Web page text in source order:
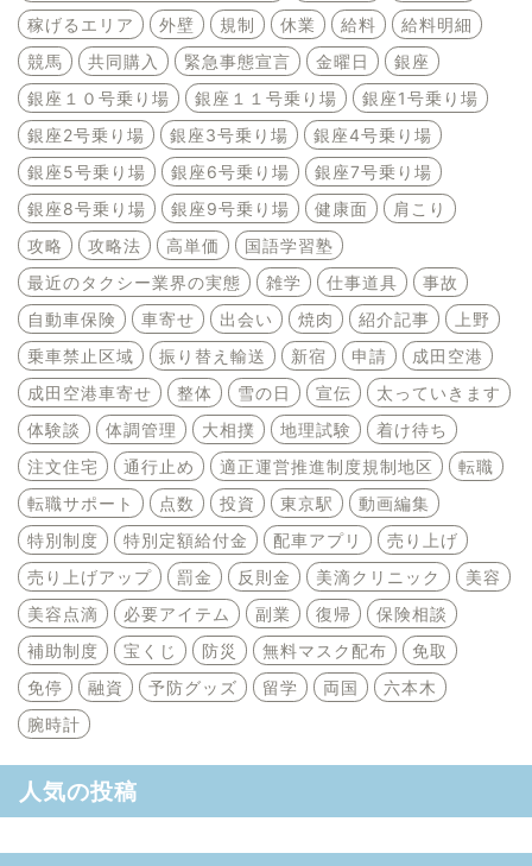
稼げるエリア
外壁 規制 休業 給料
給料明細
競馬
共同購入 緊急事態宣言 金曜日
銀座
銀座１０号乗り場
銀座１１号乗り場
銀座1号乗り場
銀座2号乗り場
銀座3号乗り場
銀座4号乗り場
銀座5号乗り場
銀座6号乗り場
銀座7号乗り場
銀座8号乗り場
銀座9号乗り場 健康面
肩こり
攻略
攻略法 高単価
国語学習塾
最近のタクシー業界の実態
雑学 仕事道具
事故
自動車保険
車寄せ 出会い 焼肉 紹介記事
上野
乗車禁止区域
振り替え輸送 新宿 申請
成田空港
成田空港車寄せ
整体 雪の日 宣伝
太っていきます
体験談
体調管理 大相撲 地理試験
着け待ち
注文住宅
通行止め 適正運営推進制度規制地区
転職
転職サポート
点数 投資 東京駅
動画編集
特別制度
特別定額給付金 配車アプリ
売り上げ
売り上げアップ
罰金 反則金 美滴クリニック
美容
美容点滴
必要アイテム 副業 復帰
保険相談
補助制度
宝くじ 防災 無料マスク配布
免取
免停
融資 予防グッズ 留学 両国
六本木
腕時計
人気の投稿